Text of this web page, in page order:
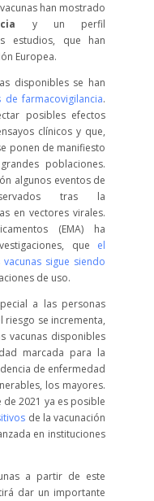
han mostrado
y un perfil
estudios, que han
Europea.
disponibles se han
de farmacovigilancia.
posibles efectos
clínicos y que,
ponen de manifiesto
poblaciones.
algunos eventos de
tras la
en vectores virales.
(EMA) ha
que el
sigue siendo
de uso.
a las personas
riesgo se incrementa,
vacunas disponibles
marcada para la
de enfermedad
los mayores.
2021 ya es posible
de la vacunación
en instituciones
a partir de este
dar un importante